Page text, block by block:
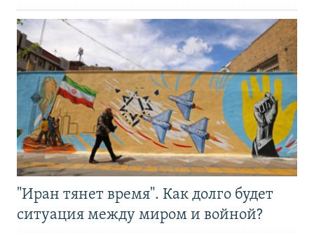
"Иран тянет время". Как долго будет
ситуация между миром и войной?